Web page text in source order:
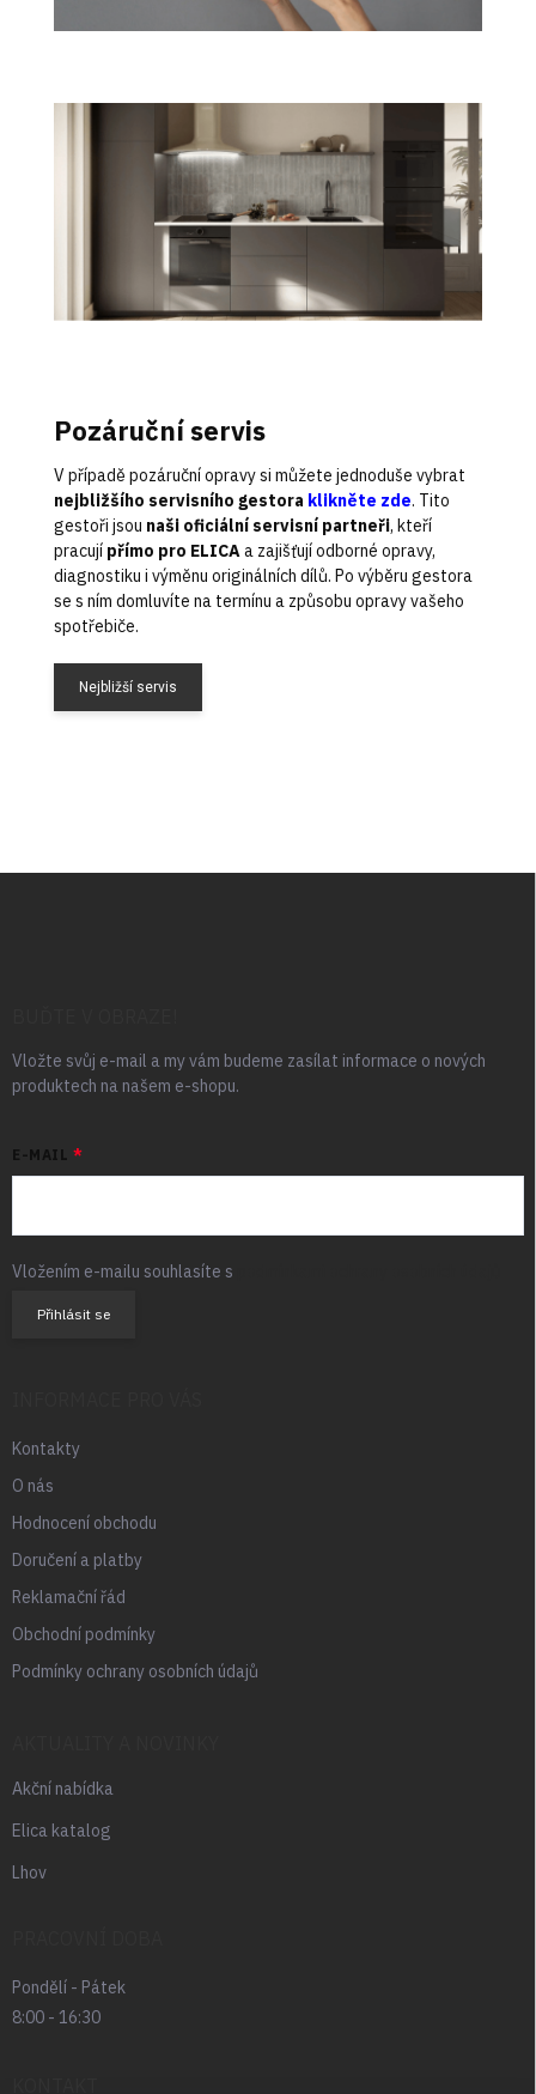
Pozáruční servis
V případě pozáruční opravy si můžete jednoduše vybrat
nejbližšího servisního gestora klikněte zde. Tito
gestoři jsou naši oficiální servisní partneři, kteří
pracují přímo pro ELICAa zajišťují odborné opravy,
diagnostiku i výměnu originálních dílů. Po výběru gestora
se s ním domluvíte na termínu a způsobu opravy vašeho
spotřebiče.
Nejbližší servis
Z
Vložte svůj e-mail a my vám budeme zasílat informace o nových
produktech na našem e-shopu.
E-MAIL
Vložením e-mailu souhlasíte s
Přihlásit se
Kontakty
O nás
Hodnocení obchodu
Doručení a platby
Reklamační řád
Obchodní podmínky
Podmínky ochrany osobních údajů
Akční nabídka
Elica katalog
Lhov
Pondělí - Pátek
8:00 - 16:30